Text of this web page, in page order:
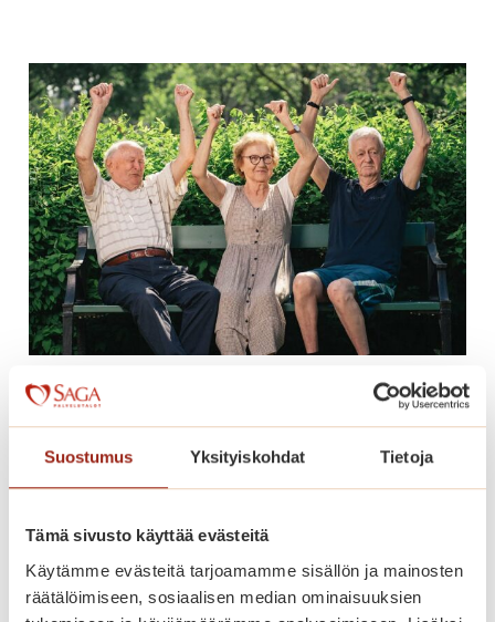
Suostumus Yksityiskohdat Tietoja
Tämä sivusto käyttää evästeitä
Käytämme evästeitä tarjoamamme sisällön ja mainosten
räätälöimiseen, sosiaalisen median ominaisuuksien
s
t
o
n
e
s
i
v
e
l
t
a
Saga Torilinnan tarjous – muuta
nyt peruspalvelumaksulla!
Tartu Saga Torilinnan tarjoukseen ja muuta
peruspalvelumaksulla!
Lue lisää
S
a